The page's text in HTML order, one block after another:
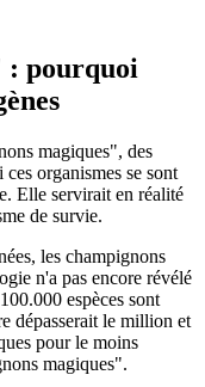
: pourquoi
magiques", des
organismes se sont
Elle servirait en réalité
de survie.
les champignons
n'a pas encore révélé
espèces sont
dépasserait le million et
pour le moins
magiques".